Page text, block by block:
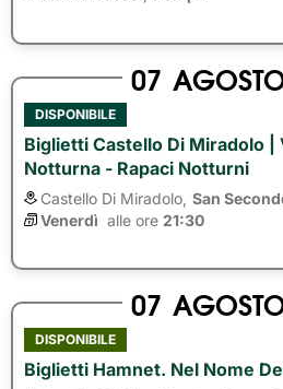
07
DISPONIBILE
Biglietti Castello Di Miradolo |
Notturna - Rapaci Notturni
Castello Di Miradolo, San
Venerdì alle ore 21:30
07
DISPONIBILE
Biglietti Hamnet. Nel Nome